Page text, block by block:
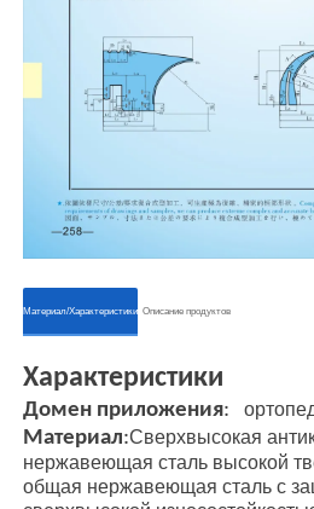
ㅤㅤМатериал/Характеристикиㅤㅤ ㅤㅤОписание продуктовㅤㅤ